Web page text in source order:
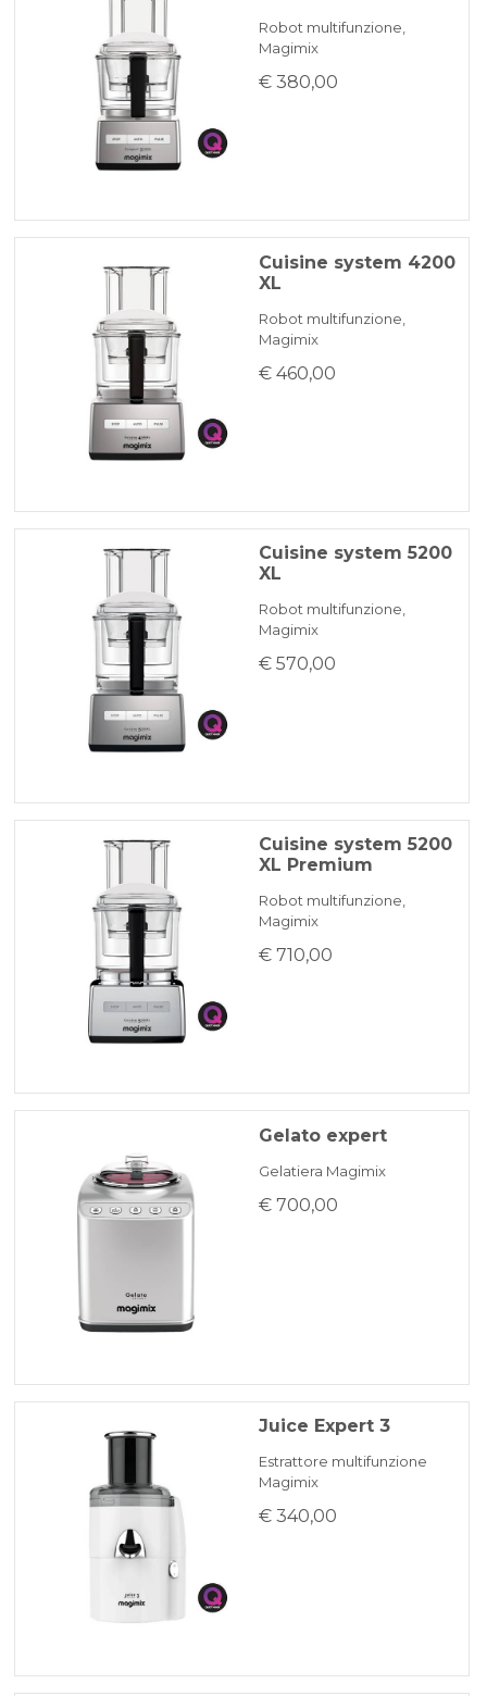
Robot multifunzione,
Magimix
€ 380,00
Cuisine system 4200
XL
Robot multifunzione,
Magimix
€ 460,00
Cuisine system 5200
XL
Robot multifunzione,
Magimix
€ 570,00
Cuisine system 5200
XL Premium
Robot multifunzione,
Magimix
€ 710,00
Gelato expert
Gelatiera Magimix
€ 700,00
Juice Expert 3
Estrattore multifunzione
Magimix
€ 340,00